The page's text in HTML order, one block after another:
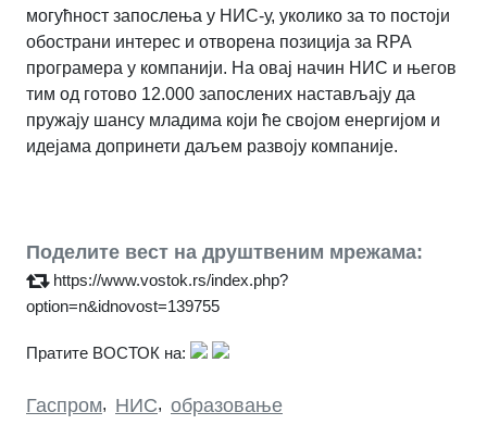
могућност запослења у НИС-у, уколико за то постоји
обострани интерес и отворена позиција за RPA
програмера у компанији. На овај начин НИС и његов
тим од готово 12.000 запослених настављају да
пружају шансу младима који ће својом енергијом и
идејама допринети даљем развоју компаније.
Поделите вест на друштвеним мрежама:
https://www.vostok.rs/index.php?
option=n&idnovost=139755
Пратите ВОСТОК на:
Гаспром, НИС, образовање